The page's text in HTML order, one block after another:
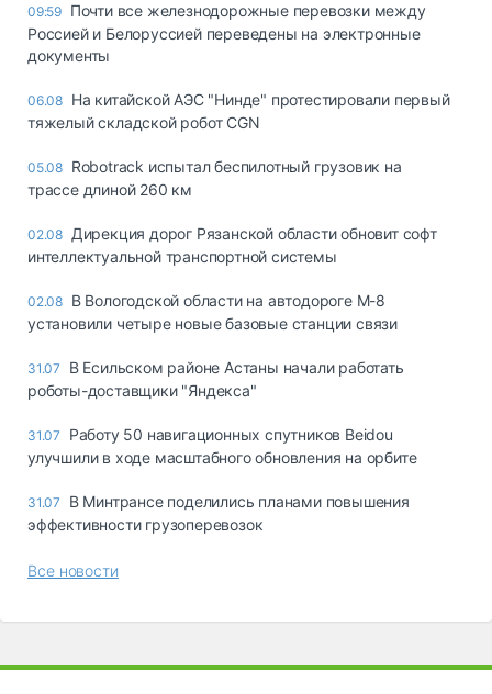
09:59 Почти все железнодорожные перевозки между
Россией и Белоруссией переведены на электронные
документы
06.08 На китайской АЭС "Нинде" протестировали первый
тяжелый складской робот CGN
05.08 Robotrack испытал беспилотный грузовик на
трассе длиной 260 км
02.08 Дирекция дорог Рязанской области обновит софт
интеллектуальной транспортной системы
02.08 В Вологодской области на автодороге М-8
установили четыре новые базовые станции связи
31.07
В Есильском районе Астаны начали работать
роботы-доставщики "Яндекса"
31.07
Работу 50 навигационных спутников Beidou
улучшили в ходе масштабного обновления на орбите
31.07
В Минтрансе поделились планами повышения
эффективности грузоперевозок
Все новости